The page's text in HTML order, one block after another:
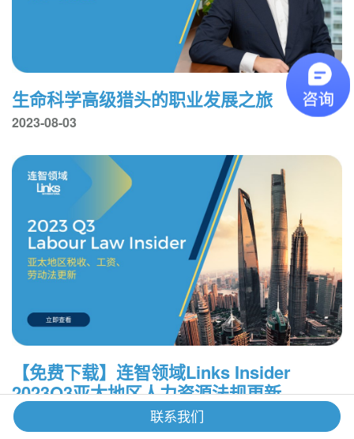
生命科学高级猎头的职业发展之旅
2023-08-03
【免费下载】连智领域Links Insider
2023Q3亚太地区人力资源法规更新
2023-07-27 联系我们